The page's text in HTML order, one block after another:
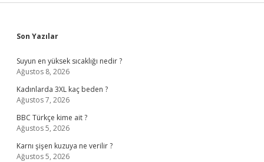
Sidebar
Son Yazılar
Suyun en yüksek sıcaklığı nedir ?
Ağustos 8, 2026
Kadınlarda 3XL kaç beden ?
Ağustos 7, 2026
BBC Türkçe kime ait ?
Ağustos 5, 2026
Karnı şişen kuzuya ne verilir ?
Ağustos 5, 2026